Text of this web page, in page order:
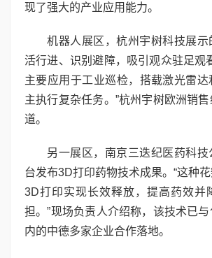
现了强大的产业应用能力。
机器人展区，杭州宇树科技展示
活行进、识别避障，吸引观众驻足观
主要应用于工业巡检，搭载激光雷达
主执行复杂任务。”杭州宇树欧洲销
道。
另一展区，南京三迭纪医药科
台发布3D打印药物技术成果。“这种
3D打印实现长效释放，提高药效并
担。”现场负责人介绍称，该技术已
内的中德多家企业合作落地。